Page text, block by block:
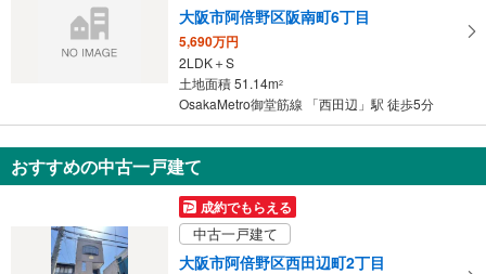
存
す
る
大阪市阿倍野区阪南町6丁目
5,690万円
2LDK＋S
土地面積 51.14m2
OsakaMetro御堂筋線 「西田辺」駅 徒歩5分
おすすめの中古一戸建て
成約でもらえる
中古一戸建て
大阪市阿倍野区西田辺町2丁目